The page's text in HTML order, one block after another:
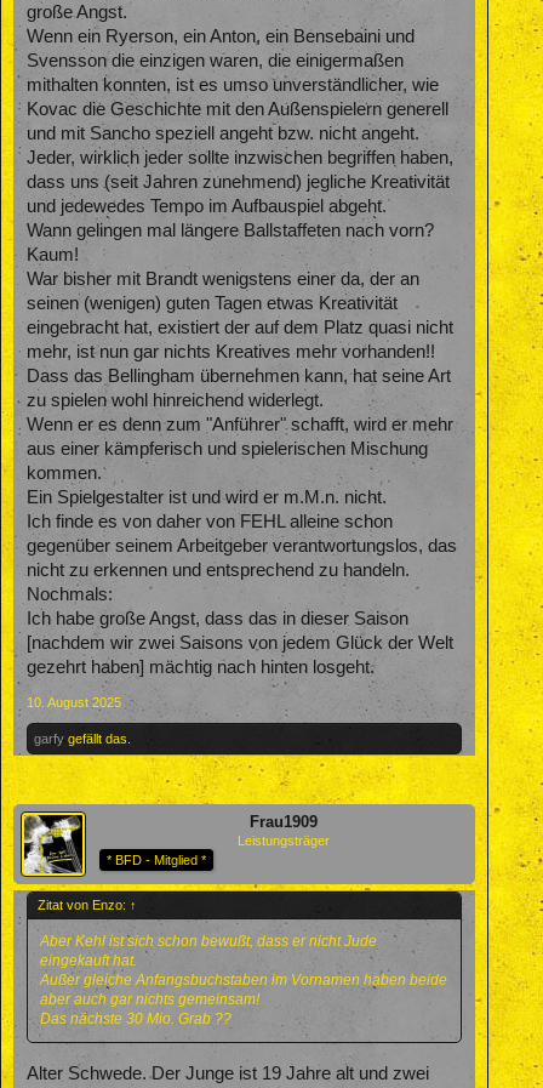
große Angst.
Wenn ein Ryerson, ein Anton, ein Bensebaini und
Svensson die einzigen waren, die einigermaßen
mithalten konnten, ist es umso unverständlicher, wie
Kovac die Geschichte mit den Außenspielern generell
und mit Sancho speziell angeht bzw. nicht angeht.
Jeder, wirklich jeder sollte inzwischen begriffen haben,
dass uns (seit Jahren zunehmend) jegliche Kreativität
und jedewedes Tempo im Aufbauspiel abgeht.
Wann gelingen mal längere Ballstaffeten nach vorn?
Kaum!
War bisher mit Brandt wenigstens einer da, der an
seinen (wenigen) guten Tagen etwas Kreativität
eingebracht hat, existiert der auf dem Platz quasi nicht
mehr, ist nun gar nichts Kreatives mehr vorhanden!!
Dass das Bellingham übernehmen kann, hat seine Art
zu spielen wohl hinreichend widerlegt.
Wenn er es denn zum "Anführer" schafft, wird er mehr
aus einer kämpferisch und spielerischen Mischung
kommen.
Ein Spielgestalter ist und wird er m.M.n. nicht.
Ich finde es von daher von FEHL alleine schon
gegenüber seinem Arbeitgeber verantwortungslos, das
nicht zu erkennen und entsprechend zu handeln.
Nochmals:
Ich habe große Angst, dass das in dieser Saison
[nachdem wir zwei Saisons von jedem Glück der Welt
gezehrt haben] mächtig nach hinten losgeht.
10. August 2025
garfy gefällt das.
Frau1909
Leistungsträger
* BFD - Mitglied *
Zitat von Enzo: ↑
Aber Kehl ist sich schon bewußt, dass er nicht Jude
eingekauft hat.
Außer gleiche Anfangsbuchstaben im Vornamen haben beide
aber auch gar nichts gemeinsam!
Das nächste 30 Mio. Grab ??
Alter Schwede. Der Junge ist 19 Jahre alt und zwei